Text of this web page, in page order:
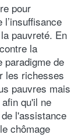
pour
pauvreté. En
la
paradigme de
les richesses
pauvres mais
qu'il ne
l'assistance
chômage